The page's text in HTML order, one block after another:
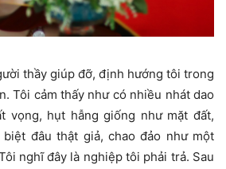
thầy giúp đỡ, định hướng tôi trong
Tôi cảm thấy như có nhiều nhát dao
vọng, hụt hẫng giống như mặt đất,
đâu thật giả, chao đảo như một
nghĩ đây là nghiệp tôi phải trả. Sau